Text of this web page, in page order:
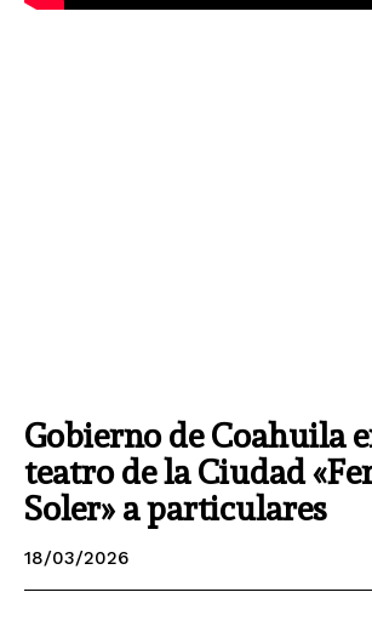
Gobierno de Coahuila
teatro de la Ciudad
Soler» a particulares
18/03/2026